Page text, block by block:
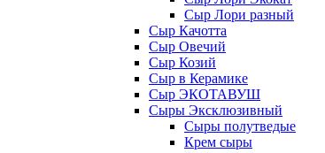
Сыр Лори разный
Сыр Качотта
Сыр Овечий
Сыр Козий
Сыр в Керамике
Сыр ЭКОТАВУШ
Сыры Эксклюзивный
Сыры полутведые
Крем сыры